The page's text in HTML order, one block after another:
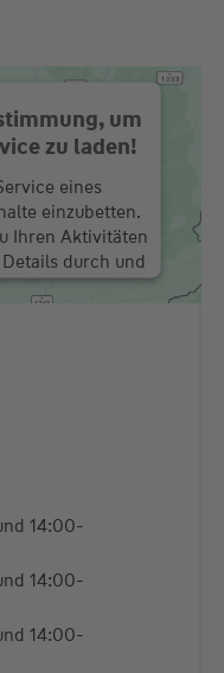
um
zu laden!
eines
einzubetten.
Ihren Aktivitäten
durch und
Service zu, um
14:00-
14:00-
14:00-